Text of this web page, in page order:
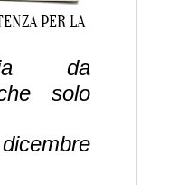
PER LA
da
solo